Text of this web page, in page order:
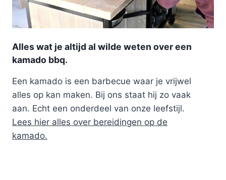
Alles wat je altijd al wilde weten over een
kamado bbq.
Een kamado is een barbecue waar je vrijwel
alles op kan maken. Bij ons staat hij zo vaak
aan. Echt een onderdeel van onze leefstijl.
Lees hier alles over bereidingen op de
kamado.